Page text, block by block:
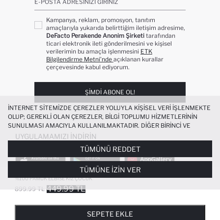
%100 PAMUK ELBISE KIZ ÇOCUK
899.99 TL 449.99 TL
SEPETE EKLE
E-POSTA ADRESINIZI GIRINIZ
Kampanya, reklam, promosyon, tanıtım
amaçlarıyla yukarıda belirttiğim iletişim adresime,
DeFacto Perakende Anonim Şirketi tarafından
ticari elektronik ileti gönderilmesini ve kişisel
verilerimin bu amaçla işlenmesini ETK
Bilgilendirme Metni’nde açıklanan kurallar
çerçevesinde kabul ediyorum.
ŞIMDI ABONE OL!
UYGULAMAMIZI İNDIRIN
POPÜLER KATEGORILER
KADIN BEYAZ TIŞÖRT
İNTERNET SITEMIZDE ÇEREZLER YOLUYLA KIŞISEL VERI IŞLENMEKTE
OLUP; GEREKLI OLAN ÇEREZLER, BILGI TOPLUMU HIZMETLERININ
SUNULMASI AMACIYLA KULLANILMAKTADIR. DIĞER BIRINCI VE
ÜÇÜNCÜ TARAF ÇEREZLER ISE SIZE DAHA IYI BIR ALIŞVERIŞ
DENEYIMI SUNULABILMESI, SITEMIZIN DAHA IŞLEVSEL KILINMASI VE
KIŞISELLEŞTIRMESI VE AÇIK RIZA VERMENIZ HALINDE, SIZLERE
YÖNELIK PAZARLAMA FAALIYETLERININ YAPILMASI AMAÇLARIYLA
SINIRLI OLARAK KULLANILACAKTIR. ÇEREZLERE DAIR TERCIHLERINIZI
ÇEREZ TERCIHLERIPANELI ARACILIĞIYLA HER ZAMAN YÖNETEBILIR,
ÇEREZLERLE ILGILI DAHA DETAYLI BILGIYE
TÜMÜNÜ REDDET
TÜMÜNE İZIN VER